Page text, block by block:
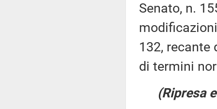
Senato, n.
132,
di termini
(Ripresa